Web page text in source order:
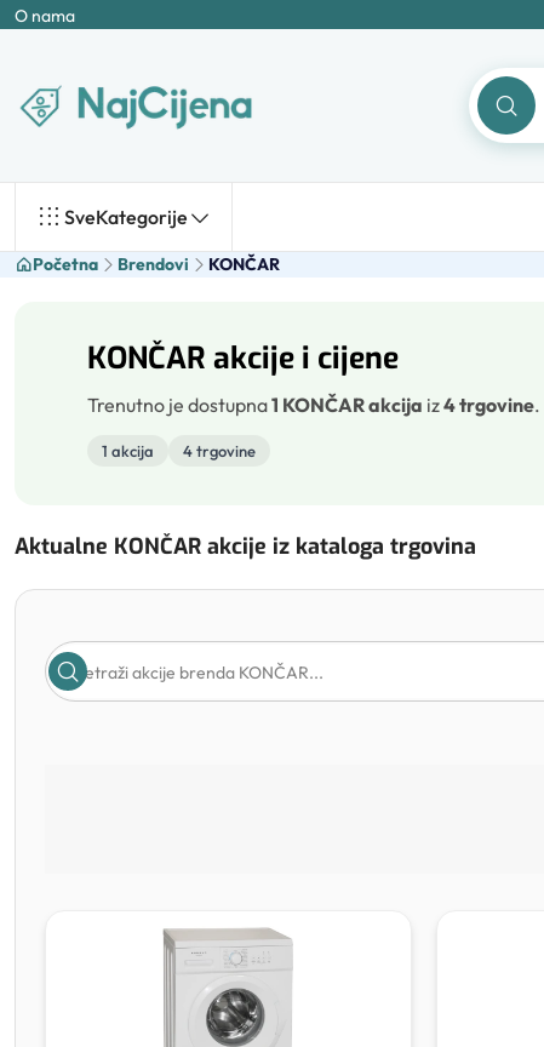
O nama
SveKategorije
Početna Brendovi KONČAR
KONČAR akcije i cijene
Trenutno je dostupna1 KONČAR akcija iz4 trgovine.
1 akcija 4 trgovine
Aktualne KONČAR akcije iz kataloga trgovina